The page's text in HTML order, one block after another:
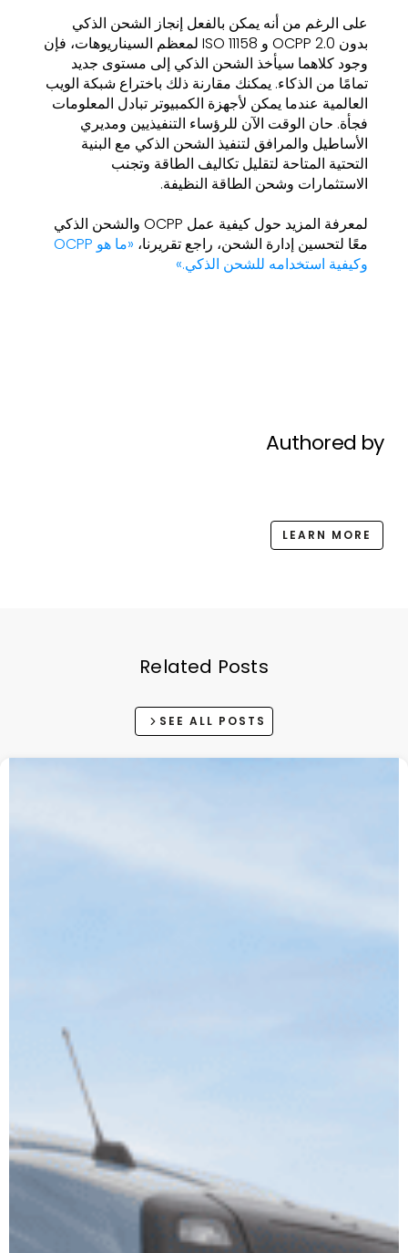
على الرغم من أنه يمكن بالفعل إنجاز الشحن الذكي
بدون OCPP 2.0 و ISO 11158 لمعظم السيناريوهات، فإن
وجود كلاهما سيأخذ الشحن الذكي إلى مستوى جديد
تمامًا من الذكاء. يمكنك مقارنة ذلك باختراع شبكة الويب
العالمية عندما يمكن لأجهزة الكمبيوتر تبادل المعلومات
فجأة. حان الوقت الآن للرؤساء التنفيذيين ومديري
الأساطيل والمرافق لتنفيذ الشحن الذكي مع البنية
التحتية المتاحة لتقليل تكاليف الطاقة وتجنب
الاستثمارات وشحن الطاقة النظيفة.
لمعرفة المزيد حول كيفية عمل OCPP والشحن الذكي
معًا لتحسين إدارة الشحن، راجع تقريرنا،
«ما هو OCPP
وكيفية استخدامه للشحن الذكي.»
Authored by
LEARN MORE
Related Posts
SEE ALL POSTS